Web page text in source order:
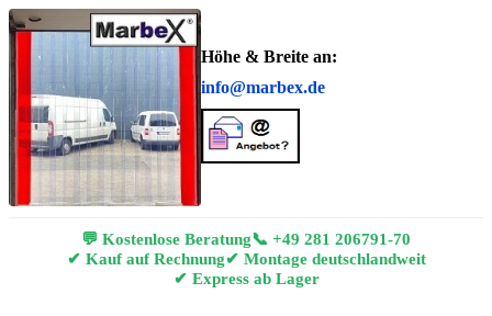
Höhe & Breite an:
info@marbex.de
💬 Kostenlose Beratung📞 +49 281 206791-70
✔ Kauf auf Rechnung✔ Montage deutschlandweit
✔ Express ab Lager